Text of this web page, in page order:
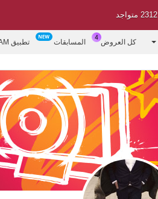
2312 متواجد
كل العروض المسابقات تطبيق EPIKWEBCAM